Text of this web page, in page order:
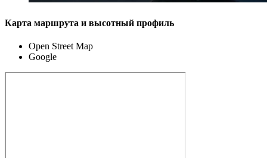
Карта маршрута и высотный профиль
Open Street Map
Google